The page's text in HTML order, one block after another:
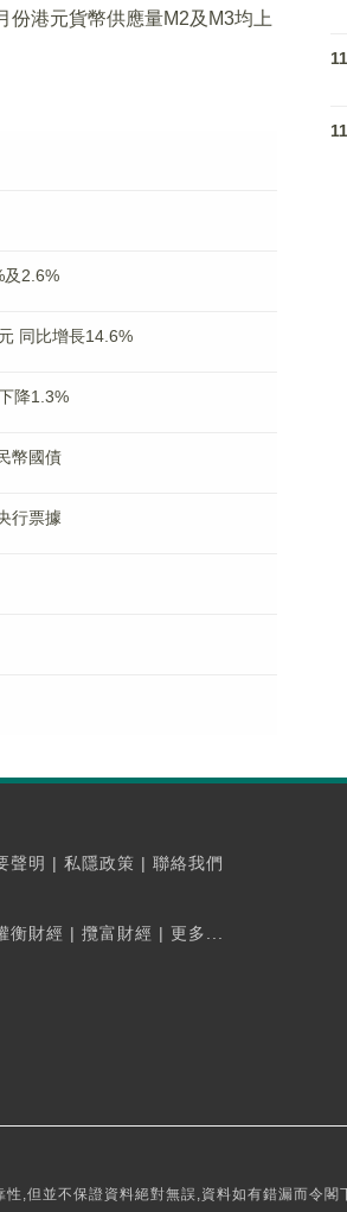
份港元貨幣供應量M2及M3均上
及2.6%​​​​​​​
同比增長14.6%
降1.3%
幣國債
行票據
聲明 | 私隱政策 | 聯絡我們
衡財經 | 攬富財經 | 更多...
,但並不保證資料絕對無誤,資料如有錯漏而令閣